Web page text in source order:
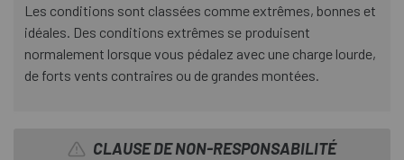
Les conditions sont classées comme extrêmes, bonnes et
idéales. Des conditions extrêmes se produisent
normalement lorsque vous pédalez avec une charge lourde,
de forts vents contraires ou de grandes montées.
CLAUSE DE NON-RESPONSABILITÉ